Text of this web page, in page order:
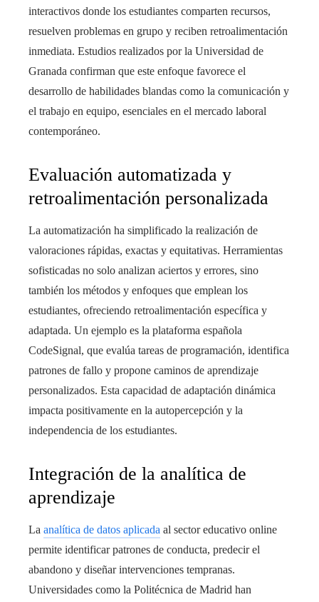
interactivos donde los estudiantes comparten recursos,
resuelven problemas en grupo y reciben retroalimentación
inmediata. Estudios realizados por la Universidad de
Granada confirman que este enfoque favorece el
desarrollo de habilidades blandas como la comunicación y
el trabajo en equipo, esenciales en el mercado laboral
contemporáneo.
Evaluación automatizada y
retroalimentación personalizada
La automatización ha simplificado la realización de
valoraciones rápidas, exactas y equitativas. Herramientas
sofisticadas no solo analizan aciertos y errores, sino
también los métodos y enfoques que emplean los
estudiantes, ofreciendo retroalimentación específica y
adaptada. Un ejemplo es la plataforma española
CodeSignal, que evalúa tareas de programación, identifica
patrones de fallo y propone caminos de aprendizaje
personalizados. Esta capacidad de adaptación dinámica
impacta positivamente en la autopercepción y la
independencia de los estudiantes.
Integración de la analítica de
aprendizaje
La analítica de datos aplicada al sector educativo online
permite identificar patrones de conducta, predecir el
abandono y diseñar intervenciones tempranas.
Universidades como la Politécnica de Madrid han